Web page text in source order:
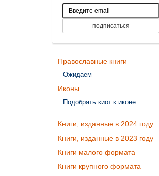
Православные книги
Ожидаем
Иконы
Подобрать киот к иконе
Книги, изданные в 2024 году
Книги, изданные в 2023 году
Книги малого формата
Книги крупного формата